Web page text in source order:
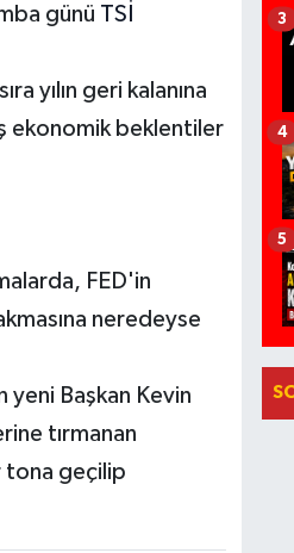
günü TSİ
yılın geri kalanına
ekonomik beklentiler
FED'in
neredeyse
Başkan Kevin
tırmanan
tona geçilip
3
4
5